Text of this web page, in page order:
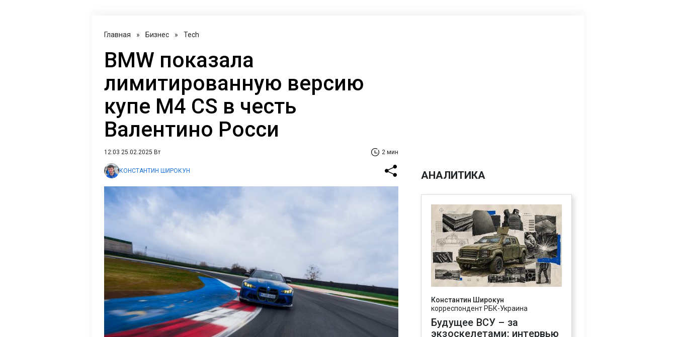
Главная » Бизнес » Tech
BMW показала
лимитированную версию
купе M4 CS в честь
Валентино Росси
12:03 25.02.2025 Вт 2 мин
КОНСТАНТИН ШИРОКУН АНАЛИТИКА
Константин Широкун
корреспондент РБК-Украина
Будущее ВСУ – за
экзоскелетами: интервью